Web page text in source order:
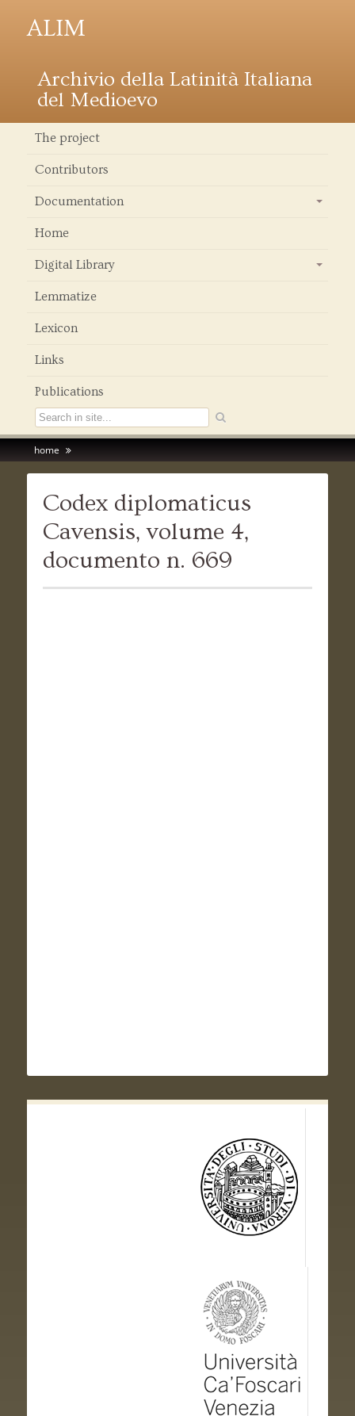
ALIM
Archivio della Latinità Italiana
del Medioevo
The project
Contributors
Documentation
Home
Digital Library
Lemmatize
Lexicon
Links
Publications
home
Codex diplomaticus
Cavensis, volume 4,
documento n. 669